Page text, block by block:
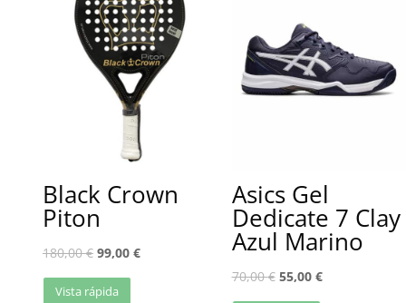
Black Crown
Piton
180,00€ 99,00 €
Vista rápida
Asics Gel
Dedicate 7 Clay
Azul Marino
70,00€ 55,00 €